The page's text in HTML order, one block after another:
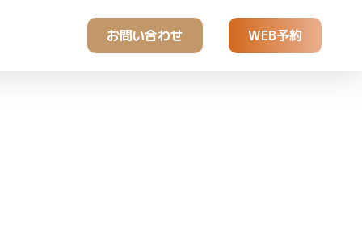
お問い合わせ WEB予約